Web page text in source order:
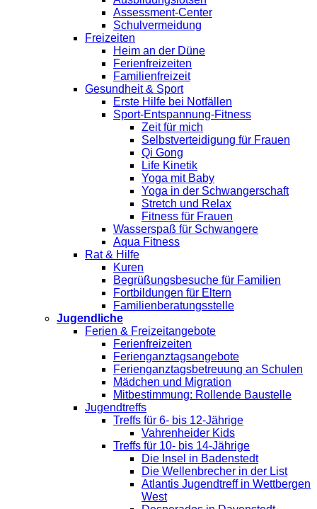
Assessment-Center
Schulvermeidung
Freizeiten
Heim an der Düne
Ferienfreizeiten
Familienfreizeit
Gesundheit & Sport
Erste Hilfe bei Notfällen
Sport-Entspannung-Fitness
Zeit für mich
Selbstverteidigung für Frauen
Qi Gong
Life Kinetik
Yoga mit Baby
Yoga in der Schwangerschaft
Stretch und Relax
Fitness für Frauen
Wasserspaß für Schwangere
Aqua Fitness
Rat & Hilfe
Kuren
Begrüßungsbesuche für Familien
Fortbildungen für Eltern
Familienberatungsstelle
Jugendliche
Ferien & Freizeitangebote
Ferienfreizeiten
Ferienganztagsangebote
Ferienganztagsbetreuung an Schulen
Mädchen und Migration
Mitbestimmung: Rollende Baustelle
Jugendtreffs
Treffs für 6- bis 12-Jährige
Vahrenheider Kids
Treffs für 10- bis 14-Jährige
Die Insel in Badenstedt
Die Wellenbrecher in der List
Atlantis Jugendtreff in Wettbergen
West